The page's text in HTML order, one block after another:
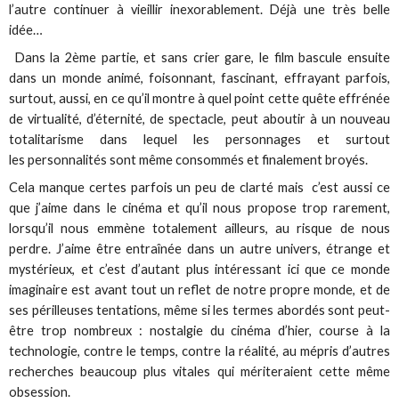
l’autre continuer à vieillir inexorablement. Déjà une très belle
idée…
Dans la 2ème partie, et sans crier gare, le film bascule ensuite
dans un monde animé, foisonnant, fascinant, effrayant parfois,
surtout, aussi, en ce qu’il montre à quel point cette quête effrénée
de virtualité, d’éternité, de spectacle, peut aboutir à un nouveau
totalitarisme dans lequel les personnages et surtout
les personnalités sont même consommés et finalement broyés.
Cela manque certes parfois un peu de clarté mais c’est aussi ce
que j’aime dans le cinéma et qu’il nous propose trop rarement,
lorsqu’il nous emmène totalement ailleurs, au risque de nous
perdre. J’aime être entraînée dans un autre univers, étrange et
mystérieux, et c’est d’autant plus intéressant ici que ce monde
imaginaire est avant tout un reflet de notre propre monde, et de
ses périlleuses tentations, même si les termes abordés sont peut-
être trop nombreux : nostalgie du cinéma d’hier, course à la
technologie, contre le temps, contre la réalité, au mépris d’autres
recherches beaucoup plus vitales qui mériteraient cette même
obsession.